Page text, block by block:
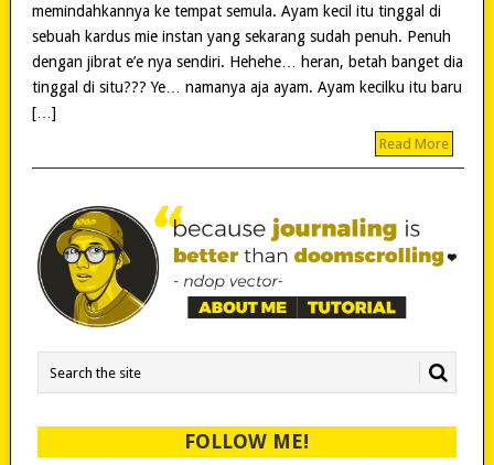
memindahkannya ke tempat semula. Ayam kecil itu tinggal di
sebuah kardus mie instan yang sekarang sudah penuh. Penuh
dengan jibrat e’e nya sendiri. Hehehe… heran, betah banget dia
tinggal di situ??? Ye… namanya aja ayam. Ayam kecilku itu baru
[…]
Read More
FOLLOW ME!